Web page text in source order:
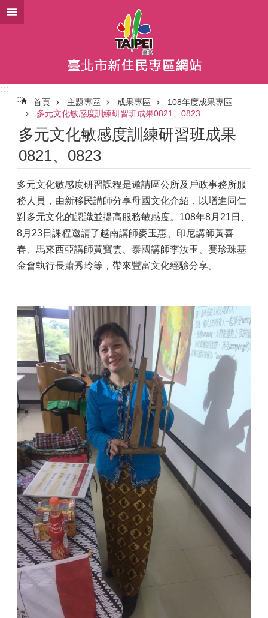
跳到主要內容區塊
:::
:::
首頁 主題專區 成果專區
108年度成果專區
多元文化敏感度訓練研習班成果0821、0823
多元文化敏感度訓練研習班成果
0821、0823
多元文化敏感度研習課程是邀請區公所及戶政事務所服
務人員，由新移民講師分享母國文化介紹，以增進同仁
對多元文化的認識並提高服務敏感度。108年8月21日、
8月23日課程邀請了越南講師麥玉惠、印尼講師黃喜
春、馬來西亞講師黃寶雲、泰國講師李汝玉、賽珍珠基
金會執行長蕭秀玲等，帶來豐富文化經驗分享。